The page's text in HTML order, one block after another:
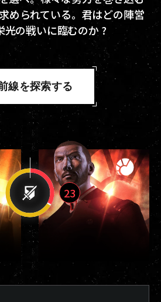
められている。君はどの陣営
光の戦いに臨むのか ?
線を探索する
23